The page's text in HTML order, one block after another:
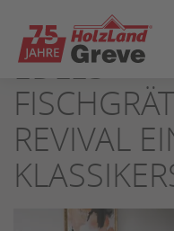
SEITENINHALT
SPRINGEN
EDLES
REVIVAL